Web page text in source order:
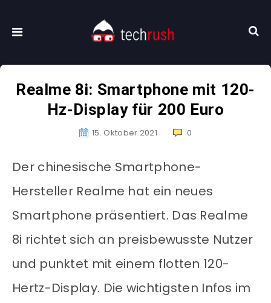
Realme 8i: Smartphone mit 120-
Hz-Display für 200 Euro
15. Oktober 2021 0
Der chinesische Smartphone-
Hersteller Realme hat ein neues
Smartphone präsentiert. Das Realme
8i richtet sich an preisbewusste Nutzer
und punktet mit einem flotten 120-
Hertz-Display. Die wichtigsten Infos im